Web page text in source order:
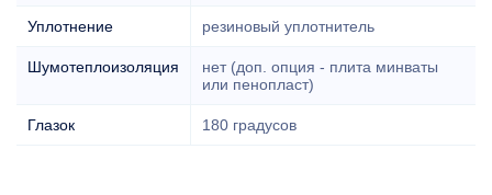
Уплотнение резиновый уплотнитель
Шумотеплоизоляция
нет (доп. опция - плита минваты
или пенопласт)
Глазок 180 градусов